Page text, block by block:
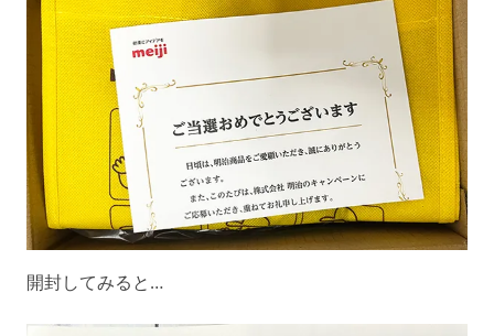
開封してみると…